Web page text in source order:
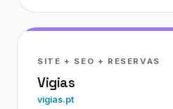
SITE + SEO + RESERVAS
Vigias
vigias.pt